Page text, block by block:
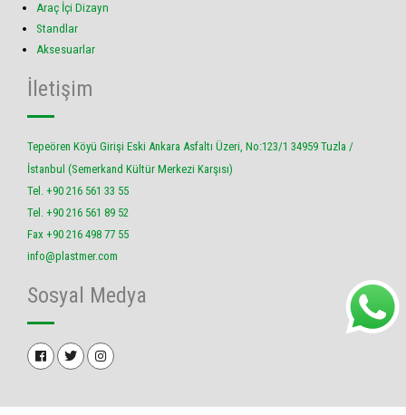
Araç İçi Dizayn
Standlar
Aksesuarlar
İletişim
Tepeören Köyü Girişi Eski Ankara Asfaltı Üzeri, No:123/1 34959 Tuzla /
İstanbul (Semerkand Kültür Merkezi Karşısı)
Tel. +90 216 561 33 55
Tel. +90 216 561 89 52
Fax +90 216 498 77 55
info@plastmer.com
Sosyal Medya